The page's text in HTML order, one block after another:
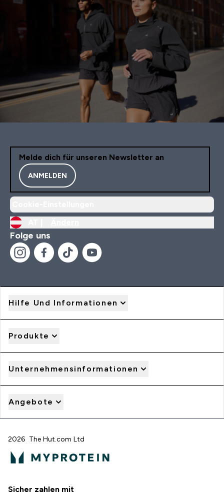
Melde dich für unseren Newsletter an
ANMELDEN
Folge uns
Hilfe Und Informationen
Produkte
Unternehmensinformationen
Angebote
2026 The Hut.com Ltd
Sicher zahlen mit